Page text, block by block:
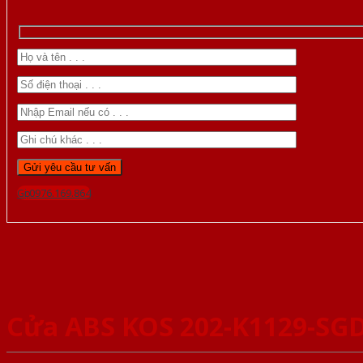
Gọi 0976.169.864
Cửa ABS KOS 202-K1129-